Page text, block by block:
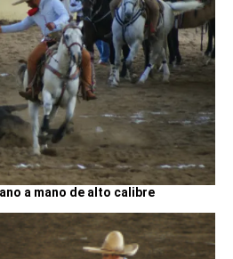
a mano de alto calibre